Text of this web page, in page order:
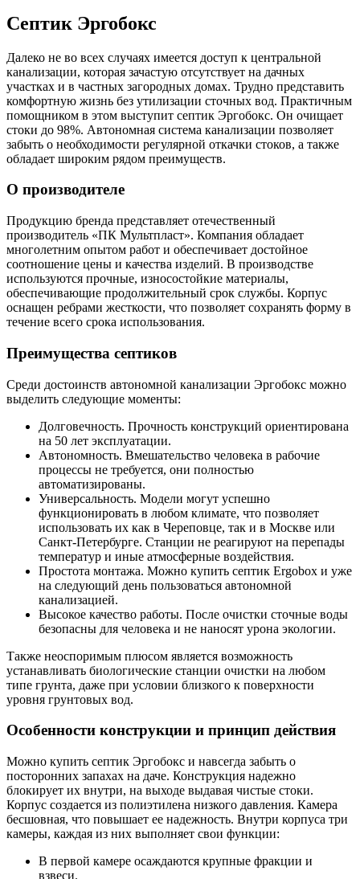
Септик Эргобокс
Далеко не во всех случаях имеется доступ к центральной
канализации, которая зачастую отсутствует на дачных
участках и в частных загородных домах. Трудно представить
комфортную жизнь без утилизации сточных вод. Практичным
помощником в этом выступит септик Эргобокс. Он очищает
стоки до 98%. Автономная система канализации позволяет
забыть о необходимости регулярной откачки стоков, а также
обладает широким рядом преимуществ.
О производителе
Продукцию бренда представляет отечественный
производитель «ПК Мультпласт». Компания обладает
многолетним опытом работ и обеспечивает достойное
соотношение цены и качества изделий. В производстве
используются прочные, износостойкие материалы,
обеспечивающие продолжительный срок службы. Корпус
оснащен ребрами жесткости, что позволяет сохранять форму в
течение всего срока использования.
Преимущества септиков
Среди достоинств автономной канализации Эргобокс можно
выделить следующие моменты:
Долговечность. Прочность конструкций ориентирована
на 50 лет эксплуатации.
Автономность. Вмешательство человека в рабочие
процессы не требуется, они полностью
автоматизированы.
Универсальность. Модели могут успешно
функционировать в любом климате, что позволяет
использовать их как в Череповце, так и в Москве или
Санкт-Петербурге. Станции не реагируют на перепады
температур и иные атмосферные воздействия.
Простота монтажа. Можно купить септик Ergobox и уже
на следующий день пользоваться автономной
канализацией.
Высокое качество работы. После очистки сточные воды
безопасны для человека и не наносят урона экологии.
Также неоспоримым плюсом является возможность
устанавливать биологические станции очистки на любом
типе грунта, даже при условии близкого к поверхности
уровня грунтовых вод.
Особенности конструкции и принцип действия
Можно купить септик Эргобокс и навсегда забыть о
посторонних запахах на даче. Конструкция надежно
блокирует их внутри, на выходе выдавая чистые стоки.
Корпус создается из полиэтилена низкого давления. Камера
бесшовная, что повышает ее надежность. Внутри корпуса три
камеры, каждая из них выполняет свои функции:
В первой камере осаждаются крупные фракции и
взвеси.